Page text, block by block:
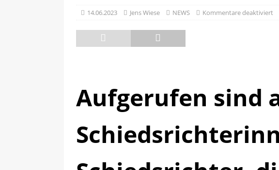
[ 13.05.2025 ] Sächsische Rangliste U09 und U11
14.06.2023 Jens Wiese NEWS Kommentare deaktiviert
Aufgerufen sind